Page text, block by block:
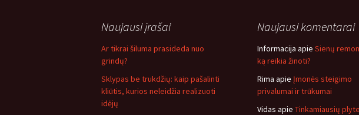
Naujausi įrašai
Ar tikrai šiluma prasideda nuo
grindų?
Sklypas be trukdžių: kaip pašalinti
kliūtis, kurios neleidžia realizuoti
idėjų
Naujausi komentarai
Informacija apie Sienų
ką reikia žinoti?
Rima apie Įmonės steigimo
privalumai ir trūkumai
Vidas apie Tinkamiausių